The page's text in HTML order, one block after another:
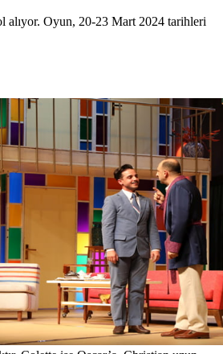
alıyor. Oyun, 20-23 Mart 2024 tarihleri